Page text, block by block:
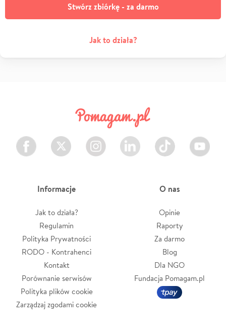
Stwórz zbiórkę - za darmo
Jak to działa?
Facebook Twitter Instagram LinkedIn TikTok Youtube
Informacje
Jak to działa?
Regulamin
Polityka Prywatności
RODO - Kontrahenci
Kontakt
Porównanie serwisów
Polityka plików cookie
Zarządzaj zgodami cookie
O nas
Opinie
Raporty
Za darmo
Blog
Dla NGO
Fundacja Pomagam.pl